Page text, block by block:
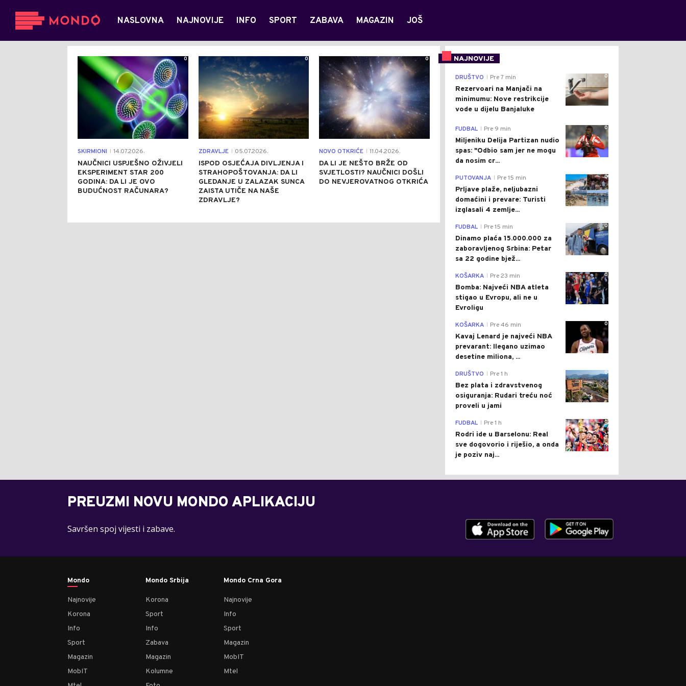
NASLOVNA NAJNOVIJE INFO SPORT ZABAVA MAGAZIN JOŠ
SKIRMIONI 14.07.2026.
NAUČNICI USPJEŠNO OŽIVJELI
EKSPERIMENT STAR 200
GODINA: DA LI JE OVO
BUDUĆNOST RAČUNARA?
0
ZDRAVLJE 05.07.2026.
ISPOD OSJEĆAJA DIVLJENJA I
STRAHOPOŠTOVANJA: DA LI
GLEDANJE U ZALAZAK SUNCA
ZAISTA UTIČE NA NAŠE
ZDRAVLJE?
0
NOVO OTKRIĆE 11.04.2026.
DA LI JE NEŠTO BRŽE OD
SVJETLOSTI? NAUČNICI DOŠLI
DO NEVJEROVATNOG OTKRIĆA
0 NAJNOVIJE
0
DRUŠTVO Pre 7 min
Rezervoari na Manjači na
minimumu: Nove restrikcije
vode u dijelu Banjaluke
0
FUDBAL Pre 9 min
Miljeniku Delija Partizan nudio
spas: "Odbio sam jer ne mogu
da nosim cr...
0
PUTOVANJA Pre 15 min
Prljave plaže, neljubazni
domaćini i prevare: Turisti
izglasali 4 zemlje...
0
FUDBAL Pre 15 min
Dinamo plaća 15.000.000 za
zaboravljenog Srbina: Petar
sa 22 godine bjež...
0
KOŠARKA Pre 23 min
Bomba: Najveći NBA atleta
stigao u Evropu, ali ne u
Evroligu
0
KOŠARKA Pre 46 min
Kavaj Lenard je najveći NBA
prevarant: Ilegano uzimao
desetine miliona, ...
0
DRUŠTVO Pre 1 h
Bez plata i zdravstvenog
osiguranja: Rudari treću noć
proveli u jami
0
FUDBAL Pre 1 h
Rodri ide u Barselonu: Real
sve dogovorio i riješio, a onda
je poziv naj...
PREUZMI NOVU MONDO APLIKACIJU
Savršen spoj vijesti i zabave.
Mondo
Najnovije
Korona
Info
Sport
Magazin
MobIT
Mondo Srbija
Korona
Sport
Info
Zabava
Magazin
Kolumne
Mondo Crna Gora
Najnovije
Info
Sport
Magazin
MobIT
Mtel